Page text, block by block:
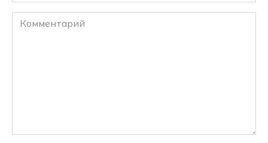
Комментарий